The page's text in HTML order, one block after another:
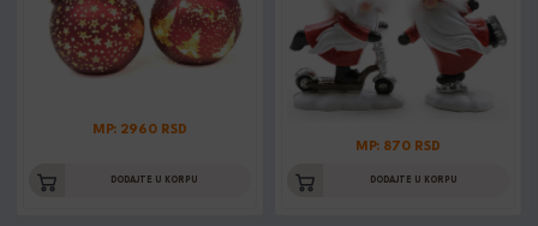
MP: 2960 RSD
DODAJTE U KORPU
MP: 870 RSD
DODAJTE U KORPU